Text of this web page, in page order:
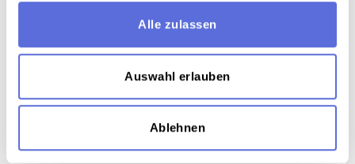
Alle zulassen
Auswahl erlauben
Ablehnen
Download
Mediathek
Verortung in der digitalen Sammlung